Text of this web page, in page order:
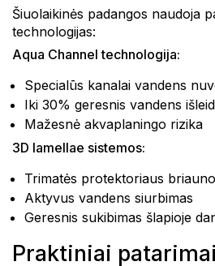
Šiuolaikinės padangos naudoja
technologijas:
Aqua Channel technologija:
Specialūs kanalai vandens
Iki 30% geresnis vandens
Mažesnė akvaplaningo rizika
3D lamellae sistemos:
Trimatės protektoriaus
Aktyvus vandens siurbimas
Geresnis sukibimas šlapioje
Praktiniai